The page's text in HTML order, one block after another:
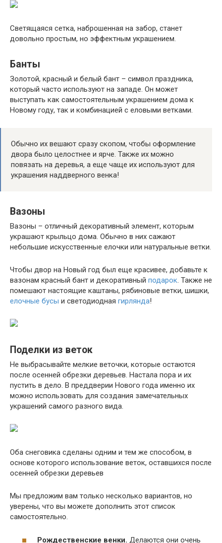
Светящаяся сетка, наброшенная на забор, станет
довольно простым, но эффектным украшением.
Банты
Золотой, красный и белый бант – символ праздника,
который часто используют на западе. Он может
выступать как самостоятельным украшением дома к
Новому году, так и комбинацией с еловыми ветками.
Обычно их вешают сразу скопом, чтобы оформление
двора было целостнее и ярче. Также их можно
повязать на деревья, а еще чаще их используют для
украшения наддверного венка!
Вазоны
Вазоны – отличный декоративный элемент, которым
украшают крыльцо дома. Обычно в них сажают
небольшие искусственные елочки или натуральные ветки.
Чтобы двор на Новый год был еще красивее, добавьте к
вазонам красный бант и декоративный подарок. Также не
помешают настоящие каштаны, рябиновые ветки, шишки,
елочные бусы и светодиодная гирлянда!
Поделки из веток
Не выбрасывайте мелкие веточки, которые остаются
после осенней обрезки деревьев. Настала пора и их
пустить в дело. В преддверии Нового года именно их
можно использовать для создания замечательных
украшений самого разного вида.
Оба снеговика сделаны одним и тем же способом, в
основе которого использование веток, оставшихся после
осенней обрезки деревьев
Мы предложим вам только несколько вариантов, но
уверены, что вы можете дополнить этот список
самостоятельно.
Рождественские венки. Делаются они очень